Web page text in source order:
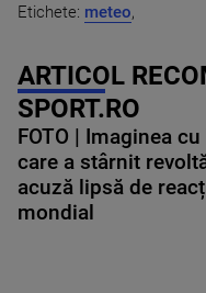
Etichete: meteo,
ARTICOL
SPORT.RO
FOTO | Imaginea
care a stârnit
acuză lipsă de
mondial